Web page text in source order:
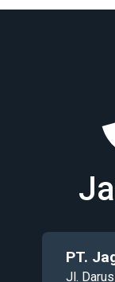
PT.
Jl.